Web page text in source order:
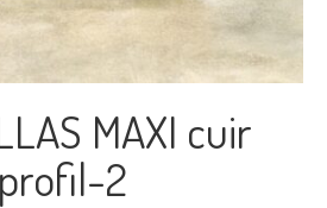
MAXI cuir
2